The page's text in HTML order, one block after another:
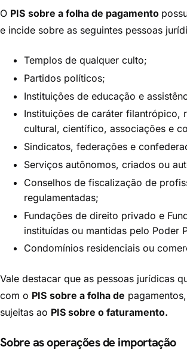
O PIS sobre a folha de pagamento
e incide sobre as seguintes pessoas
Templos de qualquer culto;
Partidos políticos;
Instituições de educação e
Instituições de caráter filantrópico,
cultural, científico, associações e
Sindicatos, federações e
Serviços autônomos, criados ou
Conselhos de fiscalização de
regulamentadas;
Fundações de direito privado e
instituídas ou mantidas pelo Poder
Condomínios residenciais ou
Vale destacar que as pessoas jurídicas
com o PIS sobre a folha de
sujeitas ao PIS sobre o faturamento.
Sobre as operações de importação